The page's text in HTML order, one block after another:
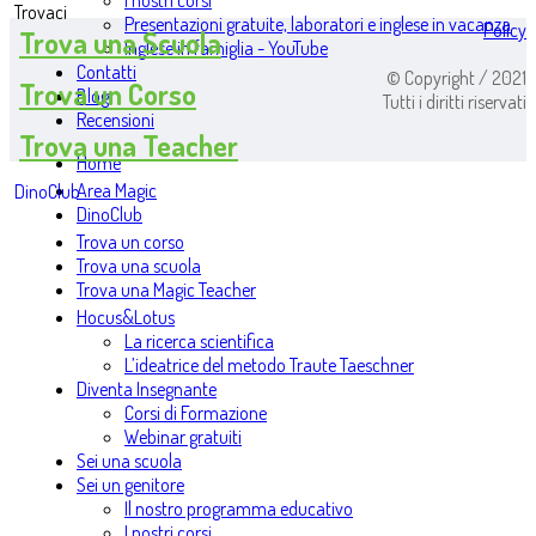
Presentazioni gratuite, laboratori e inglese in vacanza
Inglese in famiglia - YouTube
Contatti
Blog
Recensioni
Home
Area Magic
DinoClub
Trova un corso
Trova una scuola
Trova una Magic Teacher
Hocus&Lotus
La ricerca scientifica
L’ideatrice del metodo Traute Taeschner
Diventa Insegnante
Corsi di Formazione
Webinar gratuiti
Sei una scuola
Sei un genitore
Il nostro programma educativo
Trovaci
Trova una Scuola
Trova un Corso
Trova una Teacher
DinoClub
Policy
© Copyright / 2021
Tutti i diritti riservati